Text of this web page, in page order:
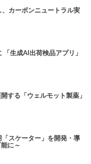
カーボンニュートラル実
生成AI出荷検品アプリ」
する「ウェルモット製薬」
スケーター」を開発・導
に～